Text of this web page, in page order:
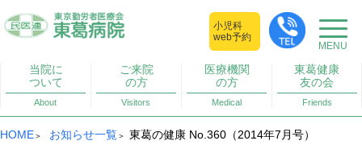
小児科
web予約
当院に
ついて
About
ご来院
の方
Visitors
医療機関
の方
Medical
東葛健康
友の会
Friends
HOME お知らせ一覧 東葛の健康 No.360（2014年7月号）